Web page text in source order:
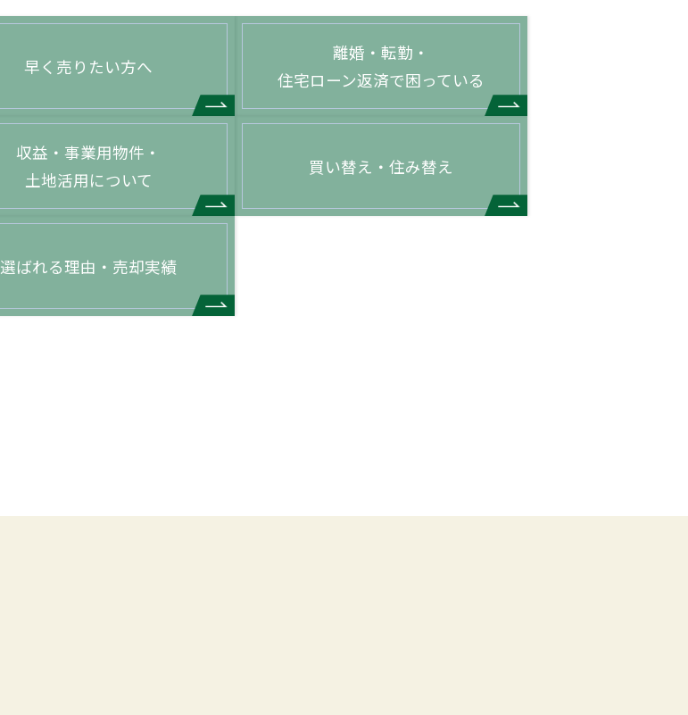
早く売りたい方へ
離婚・転勤・
住宅ローン返済で困っている
収益・事業用物件・
土地活用について
買い替え・住み替え
選ばれる理由・売却実績